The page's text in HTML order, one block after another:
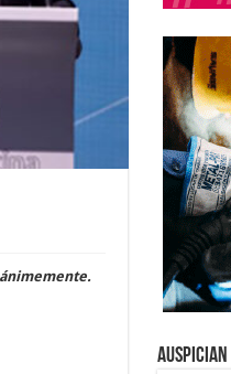
Auspician